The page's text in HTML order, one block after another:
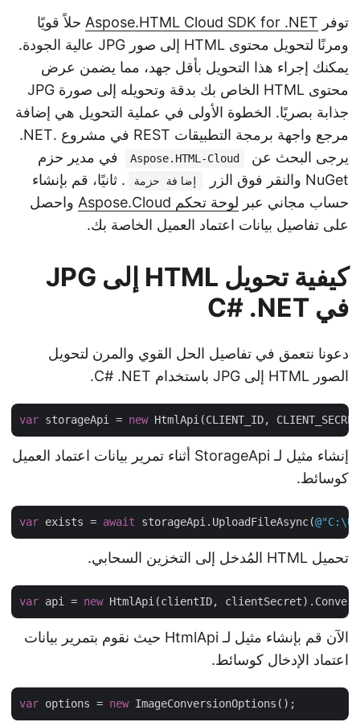
توفر Aspose.HTML Cloud SDK for .NETحلاً قويًا
ومرنًا لتحويل محتوى HTML إلى صور JPG عالية الجودة.
يمكنك إجراء هذا التحويل بأقل جهد، مما يضمن عرض
محتوى HTML الخاص بك بدقة وتحويله إلى صورة JPG
جذابة بصريًا. الخطوة الأولى في عملية التحويل هي إضافة
مرجع واجهة برمجة التطبيقات REST في مشروع .NET.
يرجى البحث عن
Aspose.HTML-Cloud
في مدير حزم
NuGet والنقر فوق الزر
إضافة حزمة
. ثانيًا، قم بإنشاء
حساب مجاني عبر لوحة تحكم Aspose.Cloud
واحصل
على تفاصيل بيانات اعتماد العميل الخاصة بك.
كيفية تحويل HTML إلى JPG
في C# .NET
دعونا نتعمق في تفاصيل الحل القوي والمرن لتحويل
الصور HTML إلى JPG باستخدام C# .NET.
var storageApi = new
إنشاء مثيل لـ StorageApi أثناء تمرير بيانات اعتماد العميل
كوسائط.
var exists = await storageApi.UploadFileAsync(
تحميل HTML المُدخل إلى التخزين السحابي.
var api = new
الآن قم بإنشاء مثيل لـ HtmlApi حيث نقوم بتمرير بيانات
اعتماد الإدخال كوسائط.
var options = new